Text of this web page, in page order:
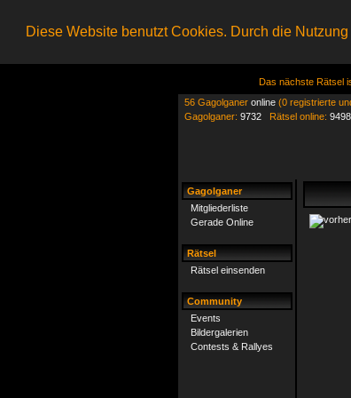
Diese Website benutzt Cookies. Durch die
Das nächste Rätsel
56 Gagolganer online (0 registrierte
Gagolganer: 9732 Rätsel online: 9498
Gagolganer
Mitgliederliste
Gerade Online
Rätsel
Rätsel einsenden
Community
Events
Bildergalerien
Contests & Rallyes